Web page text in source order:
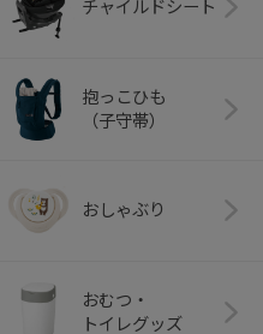
チャイルドシート
抱っこひも
（子守帯）
おしゃぶり
おむつ・
トイレグッズ